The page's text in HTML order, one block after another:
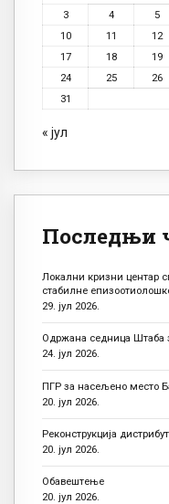
3
4 5
10
11 12
17
18 19
24
25 26
31
« јул
Последњи
Локални кризни центар
стабилне
29. јул 2026.
Одржана седница Штаба
24. јул 2026.
ПГР за насељено место
20. јул 2026.
Реконструкција
20. јул 2026.
Обавештење
20. јул 2026.